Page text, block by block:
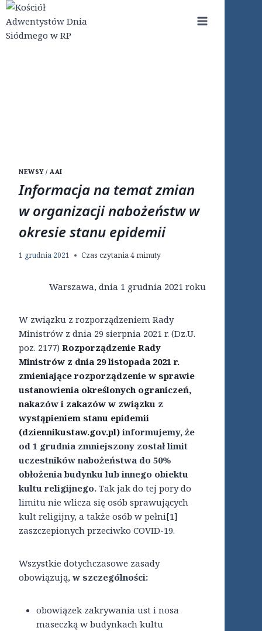
Przejdź
do
treści
NEWSY / AAI
Informacja na temat zmian
w organizacji nabożeństw w
okresie stanu epidemii
1 grudnia 2021 Czas czytania4minuty
Warszawa, dnia 1 grudnia 2021 roku
W związku z rozporządzeniem Rady
Ministrów z dnia 29 sierpnia 2021 r. (Dz.U.
poz. 2177) Rozporządzenie Rady
Ministrów z dnia 29 listopada 2021 r.
zmieniające rozporządzenie w sprawie
ustanowienia określonych ograniczeń,
nakazów i zakazów w związku z
wystąpieniem stanu epidemii
(dziennikustaw.gov.pl) informujemy, że
od 1 grudnia zmniejszony został limit
uczestników nabożeństwa do 50%
obłożenia budynku lub innego obiektu
kultu religijnego. Tak jak do tej pory do
limitu nie wlicza się osób sprawujących
kult religijny, a także osób w pełni[1]
zaszczepionych przeciwko COVID-19.
Wszystkie dotychczasowe zasady
obowiązują, w szczególności:
obowiązek zakrywania ust i nosa
maseczką w budynkach kultu